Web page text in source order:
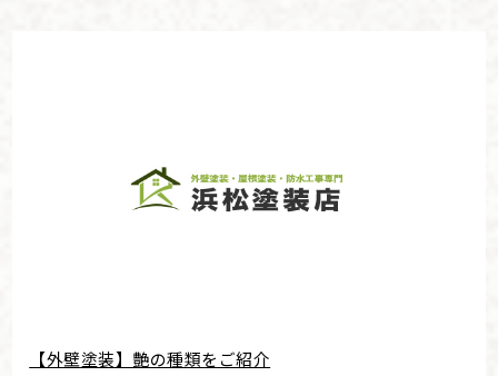
【外壁塗装】艶の種類をご紹介